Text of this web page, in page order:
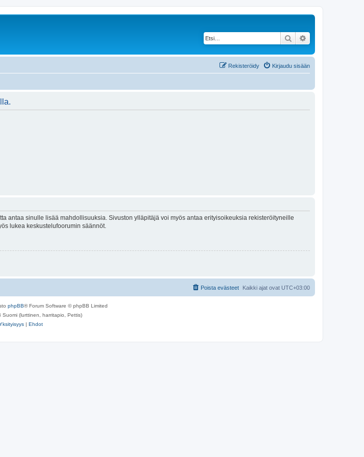
Etsi
Kirjaudu sisään
Rekisteröidy
antaa sinulle lisää mahdollisuuksia. Sivuston ylläpitäjä voi myös antaa erityisoikeuksia rekisteröityneille
lukea keskustelufoorumin säännöt.
Kaikki ajat ovat UTC+03:00
Poista evästeet
phpBB® Forum Software © phpBB Limited
(lurttinen, harritapio, Pettis)
| Ehdot